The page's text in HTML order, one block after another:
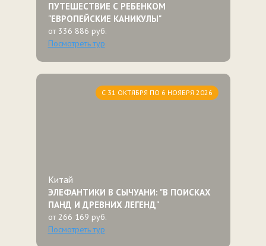
ПУТЕШЕСТВИЕ С РЕБЕНКОМ
"ЕВРОПЕЙСКИЕ КАНИКУЛЫ"
от 336 886 руб.
Посмотреть тур
С 31 ОКТЯБРЯ ПО 6 НОЯБРЯ 2026
Китай
ЭЛЕФАНТИКИ В СЫЧУАНИ: "В ПОИСКАХ
ПАНД И ДРЕВНИХ ЛЕГЕНД"
от 266 169 руб.
Посмотреть тур